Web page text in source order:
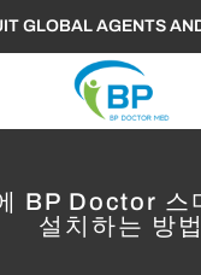
GLOBAL AGENTS
BP Doctor 스
설치하는 방법